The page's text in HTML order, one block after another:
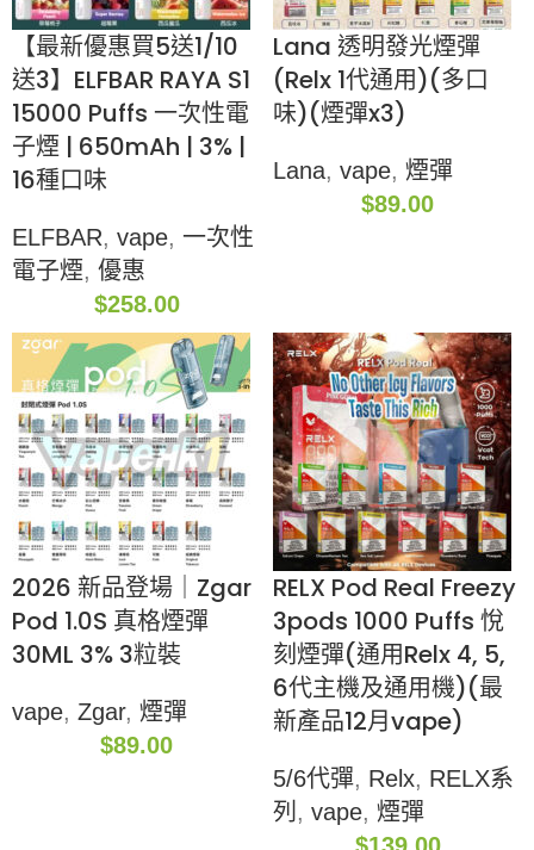
【最新優惠買5送1/10
送3】ELFBAR RAYA S1
15000 Puffs 一次性電
子煙 | 650mAh | 3% |
16種口味
ELFBAR, vape, 一次性
電子煙, 優惠
$258.00
Lana 透明發光煙彈
(Relx 1代通用)(多口
味)(煙彈x3)
Lana, vape, 煙彈
$89.00
2026 新品登場｜Zgar
Pod 1.0S 真格煙彈
30ML 3% 3粒裝
vape, Zgar, 煙彈
$89.00
RELX Pod Real Freezy
3pods 1000 Puffs 悅
刻煙彈(通用Relx 4, 5,
6代主機及通用機)(最
新產品12月vape)
5/6代彈, Relx, RELX系
列 , vape, 煙彈